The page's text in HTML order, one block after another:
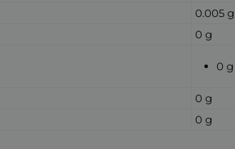
0.005 g
0 g
0 g
0 g
0 g